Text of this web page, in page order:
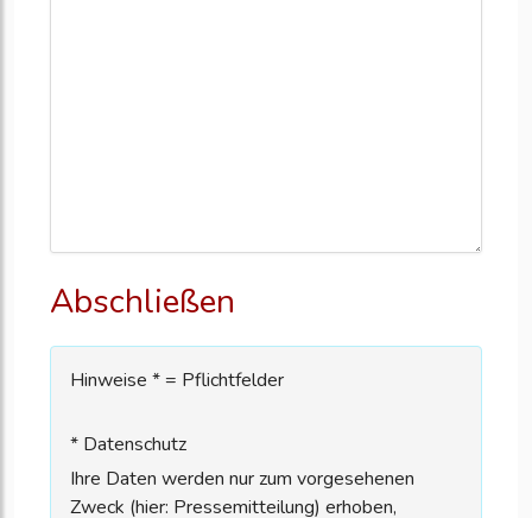
Abschließen
Hinweise * = Pflichtfelder
* Datenschutz
Ihre Daten werden nur zum vorgesehenen
Zweck (hier: Pressemitteilung) erhoben,